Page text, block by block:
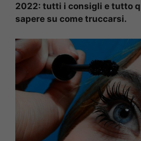
2022: tutti i consigli e tutto
sapere su come truccarsi.